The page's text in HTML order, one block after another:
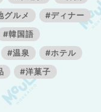
グルメ
#ディナー
#韓国語
#温泉
#ホテル
#洋菓子